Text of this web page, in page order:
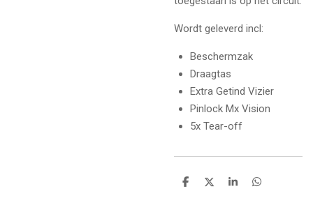
Wordt geleverd incl:
Beschermzak
Draagtas
Extra Getind Vizier
Pinlock Mx Vision
5x Tear-off
D
D
S
D